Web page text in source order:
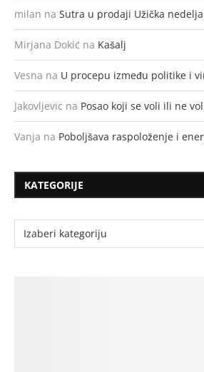
milan na Sutra u prodaji Užička
Mirjana Dokić na Kašalj
Vesna na U procepu između politike i
Jakovljevic na Posao koji se voli ili ne
Vanja na Poboljšava raspoloženje i
KATEGORIJE